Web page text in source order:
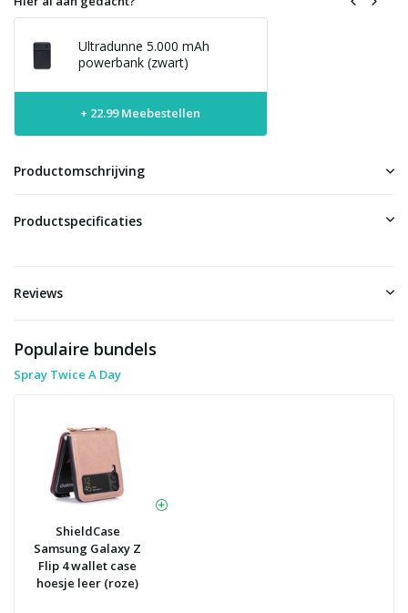
Ultradunne 5.000 mAh
powerbank (zwart)
+ 22.99 Meebestellen
Productomschrijving
Productspecificaties
Reviews
Populaire bundels
Spray Twice A Day
ShieldCase
Samsung Galaxy Z
Flip 4 wallet case
hoesje leer (roze)